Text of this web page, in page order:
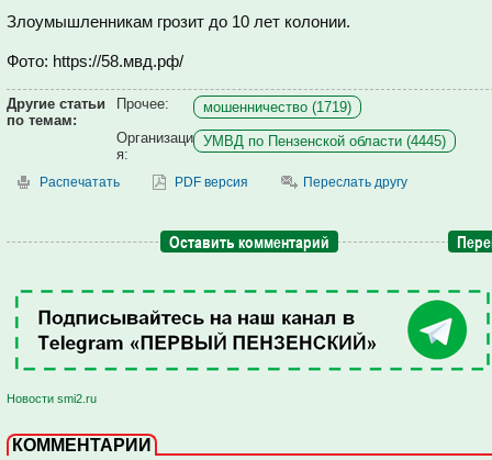
Злоумышленникам грозит до 10 лет колонии.
Фото: https://58.мвд.рф/
Другие статьи
по темам:
Прочее:
мошенничество (1719)
Организаци
я:
УМВД по Пензенской области (4445)
Распечатать PDF версия Переслать другу
Оставить комментарий
Новости smi2.ru
КОММЕНТАРИИ